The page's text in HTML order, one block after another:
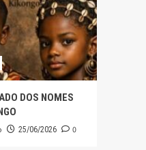
DOS NOMES
25/06/2026 0